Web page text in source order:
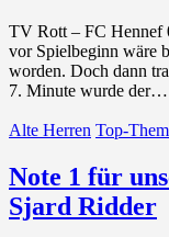
TV Rott – FC
vor Spielbeginn wäre
worden. Doch dann
7. Minute wurde der…
Alte Herren Top-
Note 1 für
Sjard Ridder